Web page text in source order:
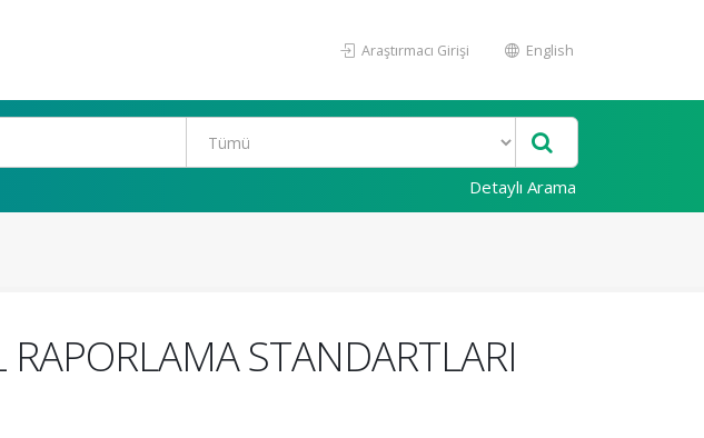
Araştırmacı Girişi English
Detaylı Arama
STANDARTLARI